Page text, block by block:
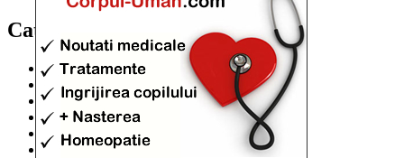
Categorii
Diete si cure de slabire
(706)
Afectiuni si Boli
(401)
Corpul de la A la Z(315)
Medicina Naturista
Anatomie
(295)
Alimentatia(259)